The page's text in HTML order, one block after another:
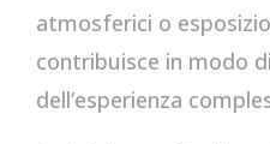
atmosferici o
contribuisce in modo
dell’esperienza